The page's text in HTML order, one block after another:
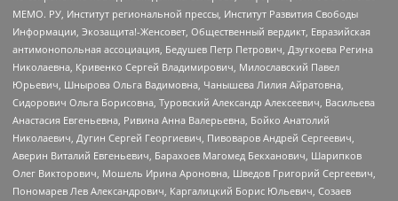
МЕМО. РУ, Институт региональной прессы, Институт Развития Свободы
Информации, Экозащита!-Женсовет, Общественный вердикт, Евразийская
антимонопольная ассоциация, Бедушев Петр Петрович, Дзугкоева Регина
Николаевна, Кривенко Сергей Владимирович, Милославский Павел
Юрьевич, Шнырова Ольга Вадимовна, Чанышева Лилия Айратовна,
Сидорович Ольга Борисовна, Туровский Александр Алексеевич, Васильева
Анастасия Евгеньевна, Ривина Анна Валерьевна, Бойко Анатолий
Николаевич, Дугин Сергей Георгиевич, Пивоваров Андрей Сергеевич,
Аверин Виталий Евгеньевич, Барахоев Магомед Бекханович, Шарипков
Олег Викторович, Мошель Ирина Ароновна, Шведов Григорий Сергеевич,
Пономарев Лев Александрович, Каргалицкий Борис Юльевич, Созаев